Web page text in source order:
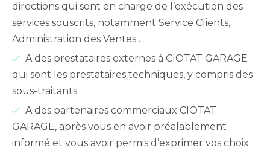
directions qui sont en charge de l’exécution des
services souscrits, notamment Service Clients,
Administration des Ventes…
A des prestataires externes à CIOTAT GARAGE
qui sont les prestataires techniques, y compris des
sous-traitants
A des partenaires commerciaux CIOTAT
GARAGE, après vous en avoir préalablement
informé et vous avoir permis d’exprimer vos choix